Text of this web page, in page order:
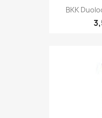
BKK